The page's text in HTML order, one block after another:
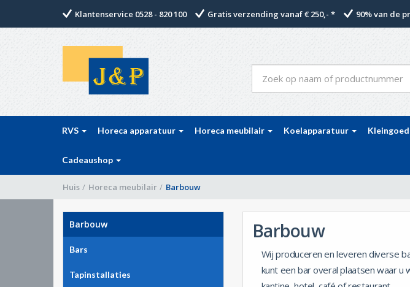
Klantenservice 0528 - 820 100 Gratis verzending vanaf € 250,- * 90% van de
RVS Horeca apparatuur Horeca meubilair Koelapparatuur Kleingoed
Cadeaushop
Huis / Horeca meubilair / Barbouw
Barbouw
Bars
Tapinstallaties
Barbouw
Wij produceren en leveren diverse
kunt een bar overal plaatsen waar u